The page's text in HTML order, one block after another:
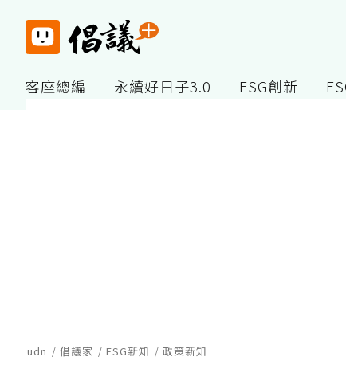
客座總編 永續好日子3.0 ESG創新
udn 倡議家 ESG新知 政策新知